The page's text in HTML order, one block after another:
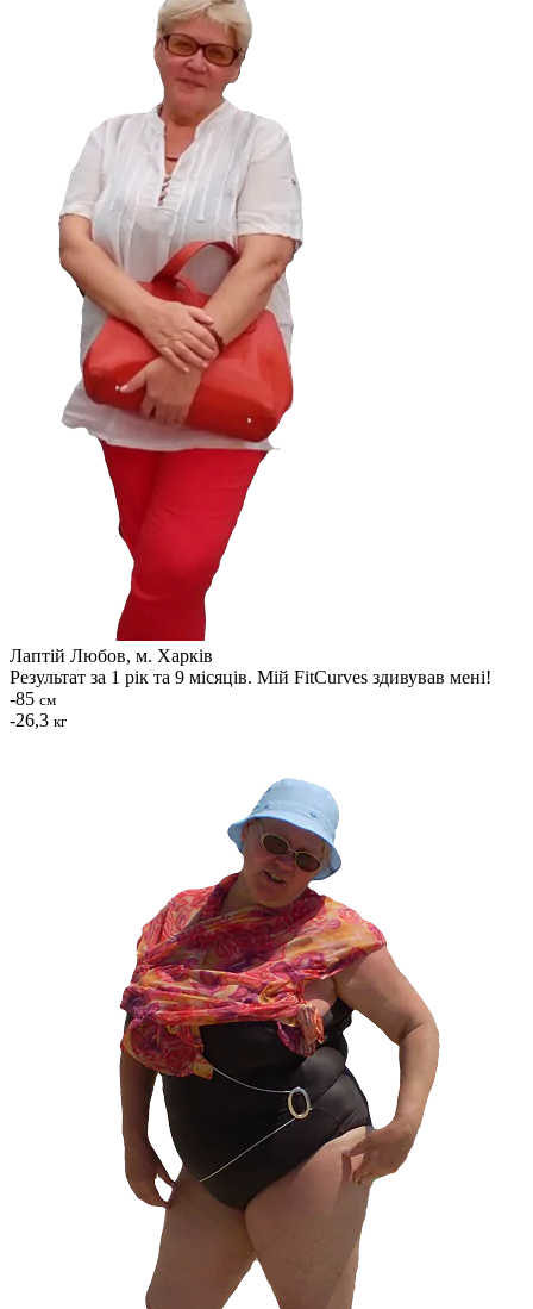
Лаптій Любов, м. Харків
Результат за 1 рік та 9 місяців. Мій FitCurves здивував мені!
-85 см
-26,3 кг